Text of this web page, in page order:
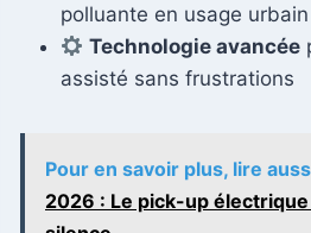
polluante en usage urbain
Technologie avancée
assisté sans frustrations
Pour en savoir plus, lire
2026 : Le pick-up